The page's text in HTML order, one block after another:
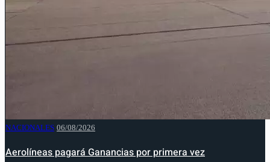
NACIONALES 06/08/2026
Aerolíneas pagará Ganancias por primera vez